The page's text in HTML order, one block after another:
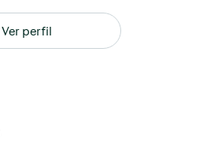
Ver perfil